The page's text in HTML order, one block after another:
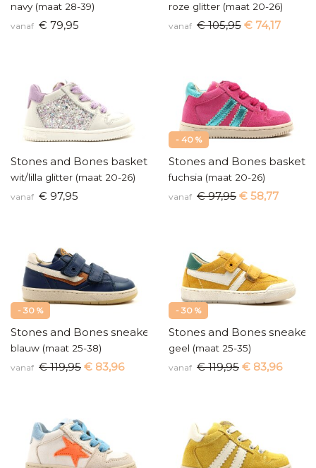
navy (maat 28-39)
vanaf € 79,95
roze glitter (maat 20-26)
vanaf € 105,95 € 74,17
Stones and Bones baskettertje
wit/lilla glitter (maat 20-26)
vanaf € 97,95
- 40 %
Stones and Bones
fuchsia (maat 20-26)
vanaf € 97,95 € 58,77
- 30 %
Stones and Bones sneakers
blauw (maat 25-38)
vanaf € 119,95 € 83,96
- 30 %
Stones and Bones sneakers
geel (maat 25-35)
vanaf € 119,95 € 83,96